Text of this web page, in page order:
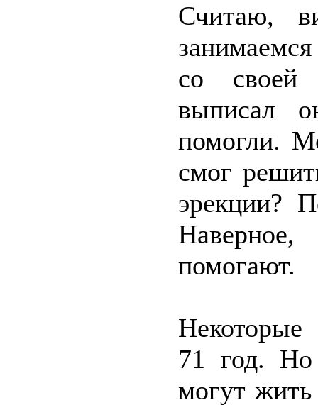
Считаю,
со своей
выписал
помогли.
смог
эрекции?
помогают.
Некоторые
71 год.
могут